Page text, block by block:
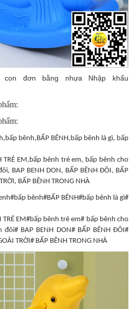
đơn bằng nhựa Nhập khẩu
bênh,BẤP BÊNH,bấp bênh là gì, bấp
TRẺ EM,bấp bênh trẻ em, bấp bênh cho
BAP BENH DON, BẤP BÊNH ĐÔI, BẤP
BẤP BÊNH TRONG NHÀ
bênh#BẤP BÊNH#bấp bênh là gì#
TRẺ EM#bấp bênh trẻ em# bấp bênh cho
BAP BENH DON# BẤP BÊNH ĐÔI#
TRỜI# BẤP BÊNH TRONG NHÀ